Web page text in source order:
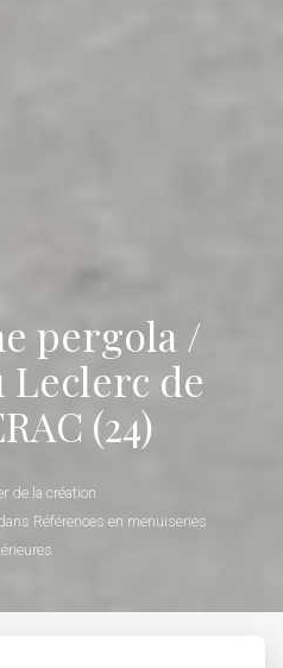
pergola /
de
(24)
de la création
Références en menuiseries